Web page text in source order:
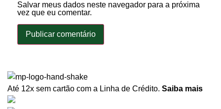
Salvar meus dados neste navegador para a próxima
vez que eu comentar.
Até 12x sem cartão com a Linha de Crédito. Saiba mais